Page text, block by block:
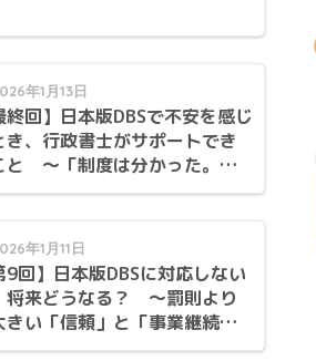
年1月13日
終回】日本版DBSで不安を感じ
き、行政書士がサポートでき
と 〜「制度は分かった。で
どう動けばいいか分からない
年1月11日
9回】日本版DBSに対応しない
将来どうなる？ 〜罰則より
きい「信頼」と「事業継続」
〜